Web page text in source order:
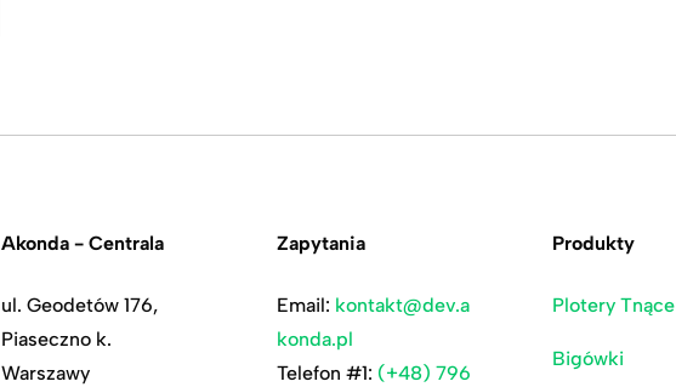
Akonda - Centrala
ul. Geodetów 176,
Piaseczno k.
Warszawy
Zapytania
Email: kontakt@dev.a
konda.pl
Telefon #1: (+48) 796
Produkty
Plotery Tnące
Bigówki